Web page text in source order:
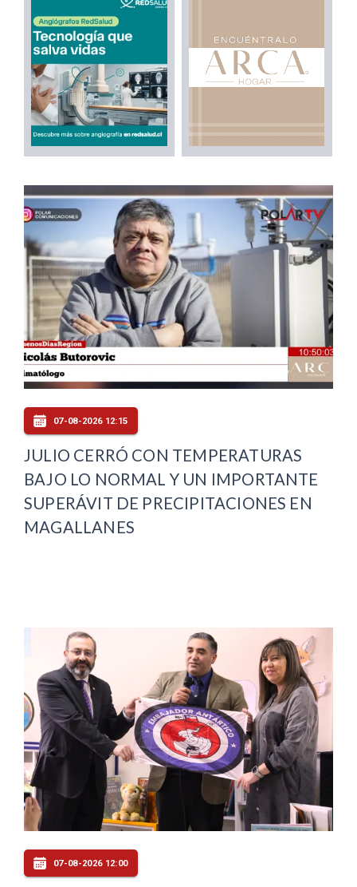
07-08-2026 12:15
JULIO CERRÓ CON TEMPERATURAS
BAJO LO NORMAL Y UN IMPORTANTE
SUPERÁVIT DE PRECIPITACIONES EN
MAGALLANES
07-08-2026 12:00